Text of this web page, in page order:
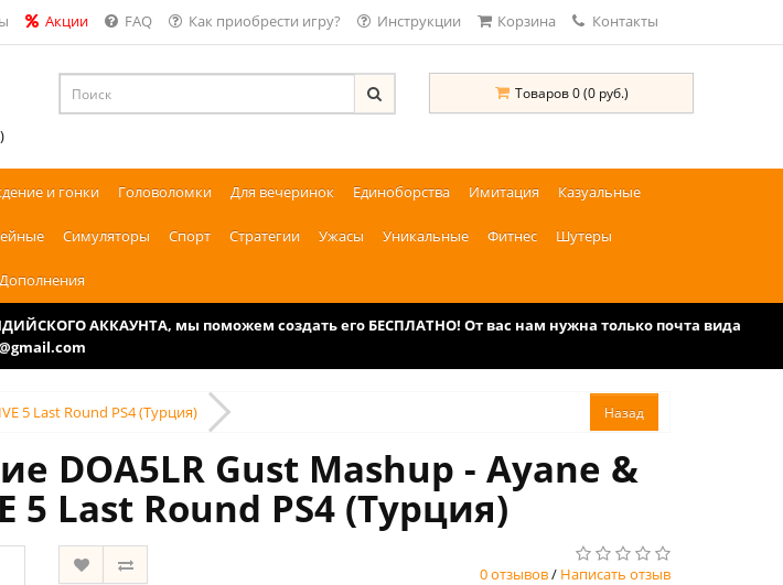
Акции FAQ Как приобрести игру? Инструкции Корзина Контакты
Товаров 0 (0 руб.)
и гонки Головоломки Для вечеринок Единоборства Имитация Казуальные
Симуляторы Спорт Стратегии Ужасы Уникальные Фитнес Шутеры
Дополнения
АККАУНТА, мы поможем создать его БЕСПЛАТНО! От вас нам нужна только почта вида
5 Last Round PS4 (Турция)
DOA5LR Gust Mashup - Ayane &
5 Last Round PS4 (Турция)
0 отзывов/ Написать отзыв